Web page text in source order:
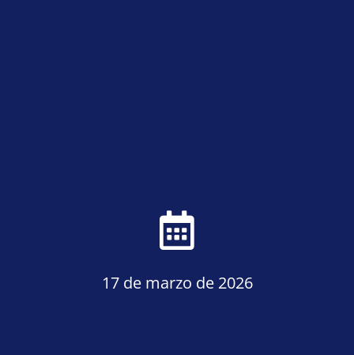
17 de marzo de 2026